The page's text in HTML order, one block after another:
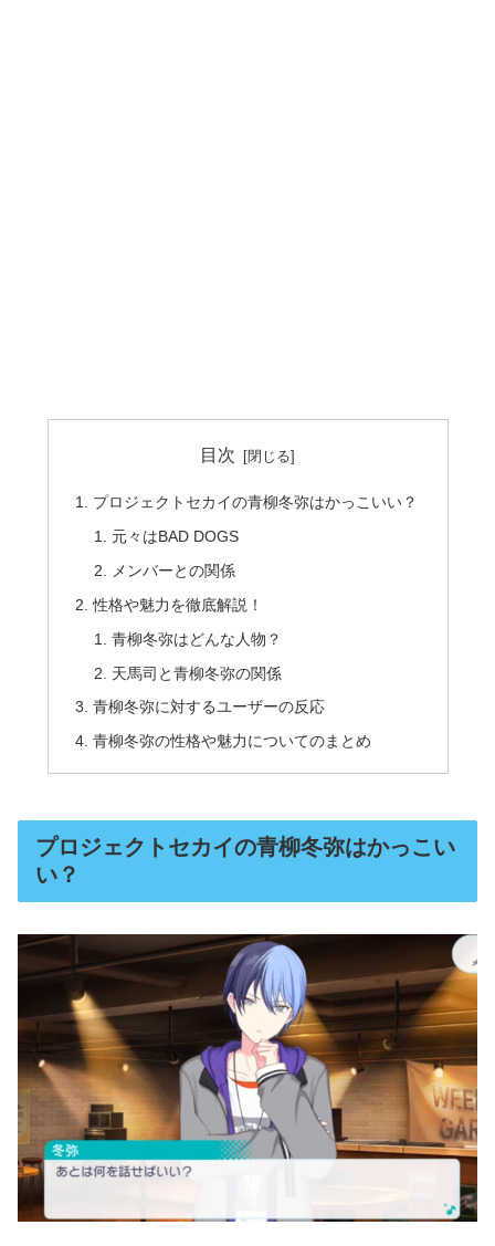
目次
プロジェクトセカイの青柳冬弥はかっこいい？
元々はBAD DOGS
メンバーとの関係
性格や魅力を徹底解説！
青柳冬弥はどんな人物？
天馬司と青柳冬弥の関係
青柳冬弥に対するユーザーの反応
青柳冬弥の性格や魅力についてのまとめ
プロジェクトセカイの青柳冬弥はかっこい
い？